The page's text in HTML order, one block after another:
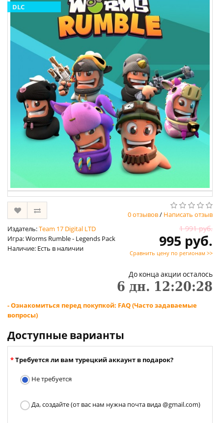
DLC
0 отзывов/ Написать отзыв
Издатель:Team 17 Digital LTD
Игра: Worms Rumble - Legends Pack
Наличие: Есть в наличии
1 991 руб.
995 руб.
Сравнить цену по регионам >>
До конца акции осталось
6 дн. 12:20:27
- Ознакомиться перед покупкой: FAQ (Часто задаваемые
вопросы)
Доступные варианты
Требуется ли вам турецкий аккаунт в подарок?
Не требуется
Да, создайте (от вас нам нужна почта вида @gmail.com)